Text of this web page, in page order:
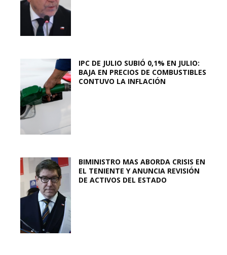
IPC DE JULIO SUBIÓ 0,1% EN JULIO:
BAJA EN PRECIOS DE COMBUSTIBLES
CONTUVO LA INFLACIÓN
BIMINISTRO MAS ABORDA CRISIS EN
EL TENIENTE Y ANUNCIA REVISIÓN
DE ACTIVOS DEL ESTADO